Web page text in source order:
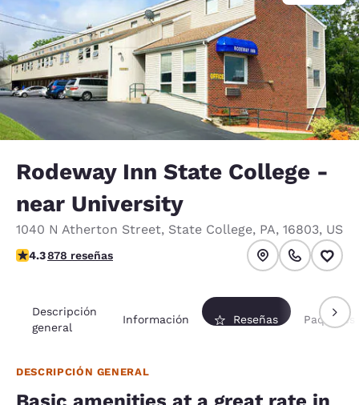
Rodeway Inn State College -
near University
1040 N Atherton Street, State College, PA, 16803, US
calificación de 4.3 estrellas. Excelente.
4.3878 reseñas
Descripción
general
Información Reseñas Paquetes
DESCRIPCIÓN GENERAL